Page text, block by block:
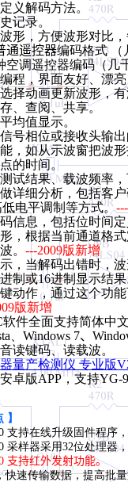
义解码方法。
记录。
形，方便波形对比
通遥控器编码格式 （
空调遥控器编码（几
程，界面友好、漂
择动画更新波形，
、查阅、共享。
均值显示。
号相位或接收头输
，如从示波窗把波
的时间。
试结果、载波频率
详细分析，包括客
电平调制等方式。
信息，包括位时间
，根据当前通道格
。 ---2009版新增
，当解码出错时，
制或16进制显示结
动作，通过这个功
版新增
软件全面支持简体中
、Windows 7、
读键码、读载波。
器量产检测仪 专业版
卓版APP，支持
】
支持在线升级固件程序，
采样器采用32位处理器
支持红外发射功能。
快速传输数据，提高批